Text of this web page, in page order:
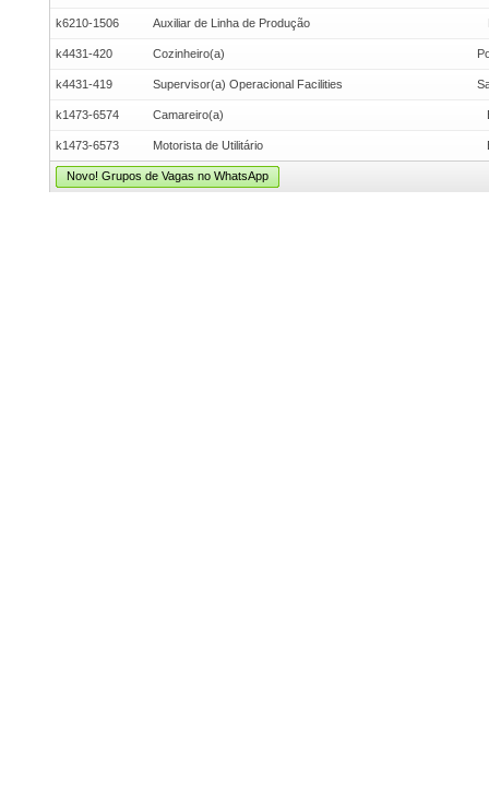
k6210-1506 Auxiliar de Linha de Produção
k4431-420 Cozinheiro(a)
k4431-419 Supervisor(a) Operacional Facilities
k1473-6574 Camareiro(a)
k1473-6573 Motorista de Utilitário
Novo! Grupos de Vagas no WhatsApp